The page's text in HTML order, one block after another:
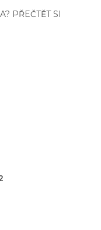
PŘEČTĚT SI